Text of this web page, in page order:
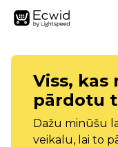
Viss, kas
pārdotu
Dažu minūšu
veikalu, lai to